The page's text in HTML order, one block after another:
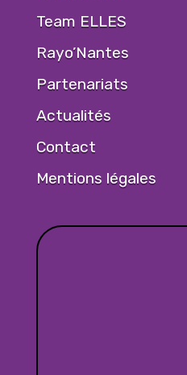
Team ELLES
Rayo’Nantes
Partenariats
Actualités
Contact
Mentions légales